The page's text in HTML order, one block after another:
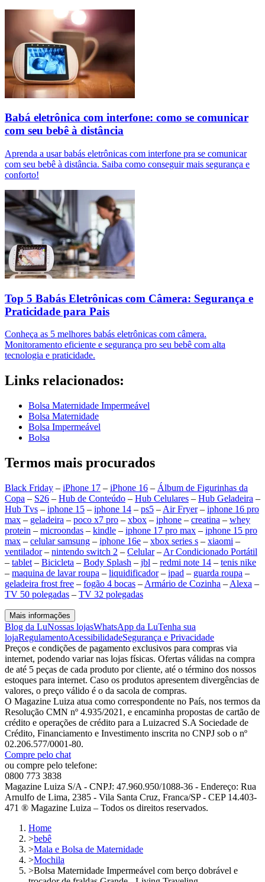
Babá eletrônica com interfone: como se comunicar
com seu bebê à distância
Aprenda a usar babás eletrônicas com interfone pra se comunicar
com seu bebê à distância. Saiba como conseguir mais segurança e
conforto!
Top 5 Babás Eletrônicas com Câmera: Segurança e
Praticidade para Pais
Conheça as 5 melhores babás eletrônicas com câmera.
Monitoramento eficiente e segurança pro seu bebê com alta
tecnologia e praticidade.
Links relacionados:
Bolsa Maternidade Impermeável
Bolsa Maternidade
Bolsa Impermeável
Bolsa
Termos mais procurados
Black Friday – iPhone 17 – iPhone 16 – Álbum de Figurinhas da
Copa – S26 – Hub de Conteúdo – Hub Celulares – Hub Geladeira –
Hub Tvs – iphone 15 – iphone 14 – ps5 – Air Fryer– iphone 16 pro
max – geladeira – poco x7 pro – xbox – iphone – creatina – whey
protein – microondas – kindle – iphone 17 pro max – iphone 15 pro
max – celular samsung – iphone 16e – xbox series s – xiaomi –
ventilador– nintendo switch 2 – Celular– Ar Condicionado Portátil
– tablet – Bicicleta – Body Splash – jbl – redmi note 14 – tenis nike
– maquina de lavar roupa – liquidificador– ipad – guarda roupa –
geladeira frost free – fogão 4 bocas – Armário de Cozinha – Alexa –
TV 50 polegadas – TV 32 polegadas
Mais informações
Blog da LuNossas lojasWhatsApp da LuTenha sua
lojaRegulamentoAcessibilidadeSegurança e Privacidade
Preços e condições de pagamento exclusivos para compras via
internet, podendo variar nas lojas físicas. Ofertas válidas na compra
de até 5 peças de cada produto por cliente, até o término dos nossos
estoques para internet. Caso os produtos apresentem divergências de
valores, o preço válido é o da sacola de compras.
O Magazine Luiza atua como correspondente no País, nos termos da
Resolução CMN nº 4.935/2021, e encaminha propostas de cartão de
crédito e operações de crédito para a Luizacred S.A Sociedade de
Crédito, Financiamento e Investimento inscrita no CNPJ sob o nº
02.206.577/0001-80.
Compre pelo chat
ou compre pelo telefone:
0800 773 3838
Magazine Luiza S/A - CNPJ: 47.960.950/1088-36 - Endereço: Rua
Arnulfo de Lima, 2385 - Vila Santa Cruz, Franca/SP - CEP 14.403-
471 ® Magazine Luiza – Todos os direitos reservados.
Home
>bebê
>Mala e Bolsa de Maternidade
>Mochila
>Bolsa Maternidade Impermeável com berço dobrável e